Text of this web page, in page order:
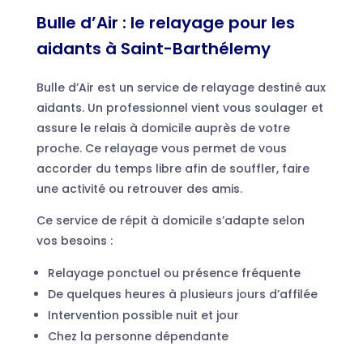
Bulle d’Air : le relayage pour les
aidants à Saint-Barthélemy
Bulle d’Air est un service de relayage destiné aux
aidants. Un professionnel vient vous soulager et
assure le relais à domicile auprès de votre
proche. Ce relayage vous permet de vous
accorder du temps libre afin de souffler, faire
une activité ou retrouver des amis.
Ce service de répit à domicile s’adapte selon
vos besoins :
Relayage ponctuel ou présence fréquente
De quelques heures à plusieurs jours d’affilée
Intervention possible nuit et jour
Chez la personne dépendante